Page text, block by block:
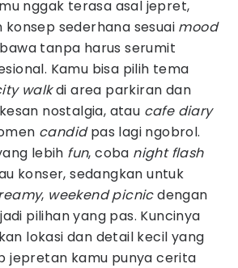
nggak terasa asal jepret,
konsep sederhana sesuai mood
tanpa harus serumit
Kamu bisa pilih tema
walkdi area parkiran dan
nostalgia, atau cafe diary
candidpas lagi ngobrol.
lebih fun, coba night flash
konser, sedangkan untuk
, weekend picnicdengan
pilihan yang pas. Kuncinya
lokasi dan detail kecil yang
jepretan kamu punya cerita